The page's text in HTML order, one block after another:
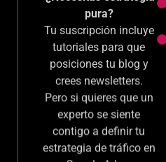
VIP
Solo para los
que van rápido
¿Necesitas estrategia
pura?
Tu suscripción incluye
tutoriales para que
posiciones tu blog y